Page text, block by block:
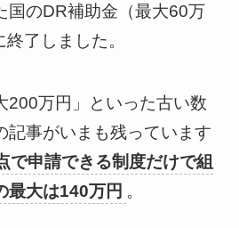
国のDR補助金（最大60万
了しました。
200万円」といった古い数
記事がいまも残っています
で申請できる制度だけで組
最大は140万円 。